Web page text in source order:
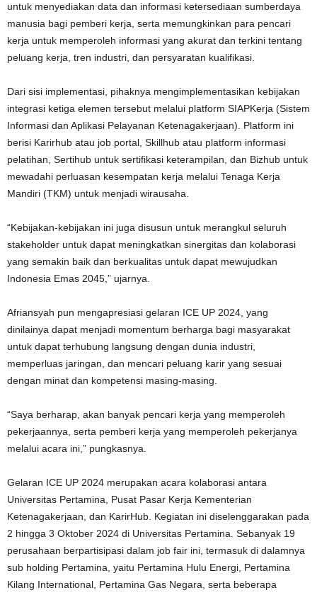
untuk menyediakan data dan informasi ketersediaan sumberdaya
manusia bagi pemberi kerja, serta memungkinkan para pencari
kerja untuk memperoleh informasi yang akurat dan terkini tentang
peluang kerja, tren industri, dan persyaratan kualifikasi.
Dari sisi implementasi, pihaknya mengimplementasikan kebijakan
integrasi ketiga elemen tersebut melalui platform SIAPKerja (Sistem
Informasi dan Aplikasi Pelayanan Ketenagakerjaan). Platform ini
berisi Karirhub atau job portal, Skillhub atau platform informasi
pelatihan, Sertihub untuk sertifikasi keterampilan, dan Bizhub untuk
mewadahi perluasan kesempatan kerja melalui Tenaga Kerja
Mandiri (TKM) untuk menjadi wirausaha.
“Kebijakan-kebijakan ini juga disusun untuk merangkul seluruh
stakeholder untuk dapat meningkatkan sinergitas dan kolaborasi
yang semakin baik dan berkualitas untuk dapat mewujudkan
Indonesia Emas 2045,” ujarnya.
Afriansyah pun mengapresiasi gelaran ICE UP 2024, yang
dinilainya dapat menjadi momentum berharga bagi masyarakat
untuk dapat terhubung langsung dengan dunia industri,
memperluas jaringan, dan mencari peluang karir yang sesuai
dengan minat dan kompetensi masing-masing.
“Saya berharap, akan banyak pencari kerja yang memperoleh
pekerjaannya, serta pemberi kerja yang memperoleh pekerjanya
melalui acara ini,” pungkasnya.
Gelaran ICE UP 2024 merupakan acara kolaborasi antara
Universitas Pertamina, Pusat Pasar Kerja Kementerian
Ketenagakerjaan, dan KarirHub. Kegiatan ini diselenggarakan pada
2 hingga 3 Oktober 2024 di Universitas Pertamina. Sebanyak 19
perusahaan berpartisipasi dalam job fair ini, termasuk di dalamnya
sub holding Pertamina, yaitu Pertamina Hulu Energi, Pertamina
Kilang International, Pertamina Gas Negara, serta beberapa